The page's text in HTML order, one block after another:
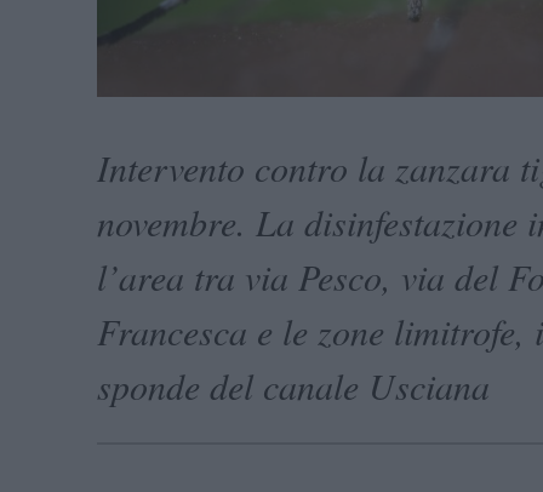
Intervento contro la zanzara
novembre. La disinfestazione
l’area tra via Pesco, via del
Francesca e le zone limitrofe,
sponde del canale Usciana